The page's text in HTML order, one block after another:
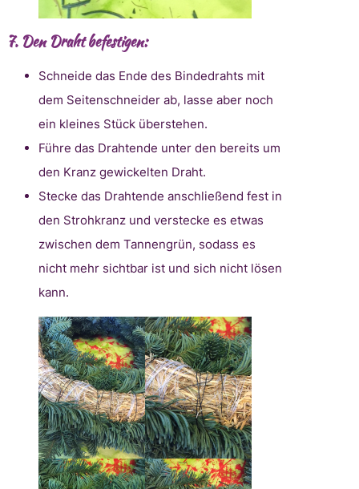
7. Den Draht befestigen:
Schneide das Ende des Bindedrahts mit
dem Seitenschneider ab, lasse aber noch
ein kleines Stück überstehen.
Führe das Drahtende unter den bereits um
den Kranz gewickelten Draht.
Stecke das Drahtende anschließend fest in
den Strohkranz und verstecke es etwas
zwischen dem Tannengrün, sodass es
nicht mehr sichtbar ist und sich nicht lösen
kann.